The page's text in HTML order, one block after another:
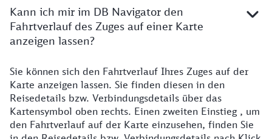
Kann ich mir im DB Navigator den
Fahrtverlauf des Zuges auf einer Karte
anzeigen lassen?
Sie können sich den Fahrtverlauf Ihres Zuges auf der
Karte anzeigen lassen. Sie finden diesen in den
Reisedetails bzw. Verbindungsdetails über das
Kartensymbol oben rechts. Einen zweiten Einstieg , um
den Fahrtverlauf auf der Karte einzusehen, finden Sie